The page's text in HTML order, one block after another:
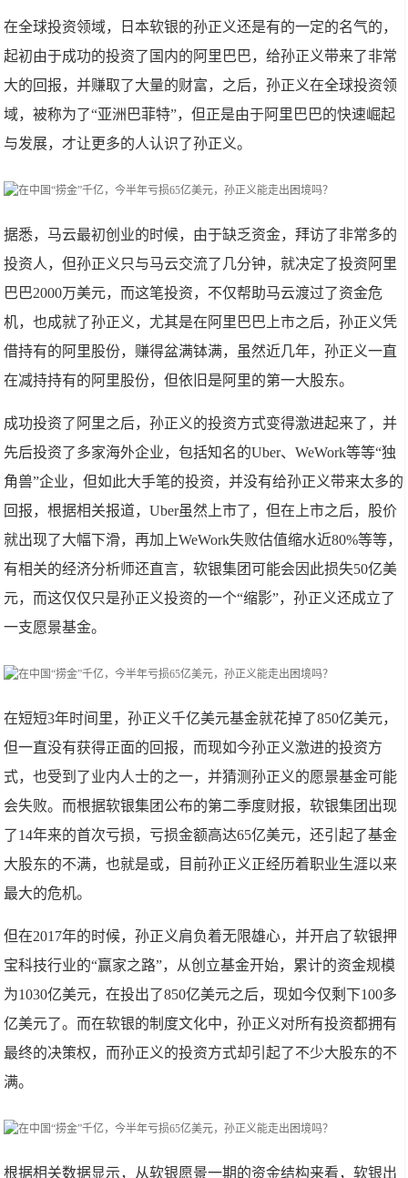
在全球投资领域，日本软银的孙正义还是有的一定的名气的，
起初由于成功的投资了国内的阿里巴巴，给孙正义带来了非常
大的回报，并赚取了大量的财富，之后，孙正义在全球投资领
域，被称为了“亚洲巴菲特”，但正是由于阿里巴巴的快速崛起
与发展，才让更多的人认识了孙正义。
据悉，马云最初创业的时候，由于缺乏资金，拜访了非常多的
投资人，但孙正义只与马云交流了几分钟，就决定了投资阿里
巴巴2000万美元，而这笔投资，不仅帮助马云渡过了资金危
机，也成就了孙正义，尤其是在阿里巴巴上市之后，孙正义凭
借持有的阿里股份，赚得盆满钵满，虽然近几年，孙正义一直
在减持持有的阿里股份，但依旧是阿里的第一大股东。
成功投资了阿里之后，孙正义的投资方式变得激进起来了，并
先后投资了多家海外企业，包括知名的Uber、WeWork等等“独
角兽”企业，但如此大手笔的投资，并没有给孙正义带来太多的
回报，根据相关报道，Uber虽然上市了，但在上市之后，股价
就出现了大幅下滑，再加上WeWork失败估值缩水近80%等等，
有相关的经济分析师还直言，软银集团可能会因此损失50亿美
元，而这仅仅只是孙正义投资的一个“缩影”，孙正义还成立了
一支愿景基金。
在短短3年时间里，孙正义千亿美元基金就花掉了850亿美元，
但一直没有获得正面的回报，而现如今孙正义激进的投资方
式，也受到了业内人士的之一，并猜测孙正义的愿景基金可能
会失败。而根据软银集团公布的第二季度财报，软银集团出现
了14年来的首次亏损，亏损金额高达65亿美元，还引起了基金
大股东的不满，也就是或，目前孙正义正经历着职业生涯以来
最大的危机。
但在2017年的时候，孙正义肩负着无限雄心，并开启了软银押
宝科技行业的“赢家之路”，从创立基金开始，累计的资金规模
为1030亿美元，在投出了850亿美元之后，现如今仅剩下100多
亿美元了。而在软银的制度文化中，孙正义对所有投资都拥有
最终的决策权，而孙正义的投资方式却引起了不少大股东的不
满。
根据相关数据显示，从软银愿景一期的资金结构来看，软银出